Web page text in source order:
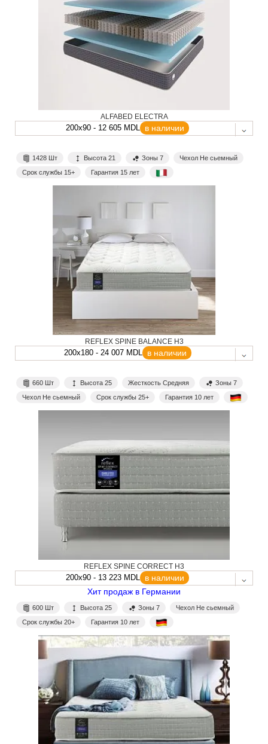
ALFABED ELECTRA
200x90 - 12 605 MDL в наличии
1428 Шт Высота 21 Зоны 7
Чехол Не сьемный
Срок службы 15+
Гарантия 15 лет
REFLEX SPINE BALANCE H3
200x180 - 24 007 MDL в наличии
660 Шт Высота 25 Жесткость Средняя
Зоны 7
Чехол Не сьемный
Срок службы 25+ Гарантия 10 лет
REFLEX SPINE CORRECT H3
200x90 - 13 223 MDL
в наличии
Хит продаж в Германии
600 Шт Высота 25 Зоны 7
Чехол Не сьемный
Срок службы 20+
Гарантия 10 лет